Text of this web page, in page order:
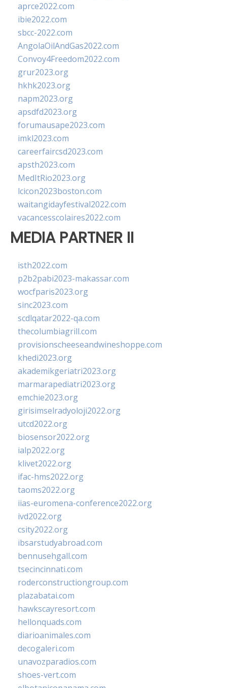
aprce2022.com
ibie2022.com
sbcc-2022.com
AngolaOilAndGas2022.com
Convoy4Freedom2022.com
grur2023.org
hkhk2023.org
napm2023.org
apsdfd2023.org
forumausape2023.com
imkl2023.com
careerfaircsd2023.com
apsth2023.com
MedItRio2023.org
lcicon2023boston.com
waitangidayfestival2022.com
vacancesscolaires2022.com
MEDIA PARTNER II
isth2022.com
p2b2pabi2023-makassar.com
wocfparis2023.org
sinc2023.com
scdlqatar2022-qa.com
thecolumbiagrill.com
provisionscheeseandwineshoppe.com
khedi2023.org
akademikgeriatri2023.org
marmarapediatri2023.org
emchie2023.org
girisimselradyoloji2022.org
utcd2022.org
biosensor2022.org
ialp2022.org
klivet2022.org
ifac-hms2022.org
taoms2022.org
iias-euromena-conference2022.org
ivd2022.org
csity2022.org
ibsarstudyabroad.com
bennusehgall.com
tsecincinnati.com
roderconstructiongroup.com
plazabatai.com
hawkscayresort.com
hellonquads.com
diarioanimales.com
decogaleri.com
unavozparadios.com
shoes-vert.com